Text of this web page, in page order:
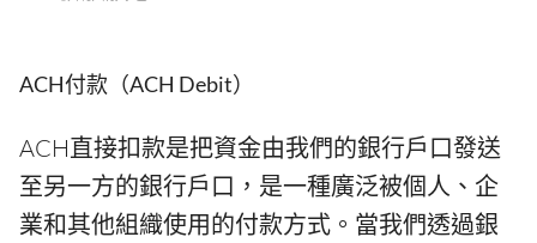
ACH付款（ACH Debit）
ACH直接扣款是把資金由我們的銀行戶口發送
至另一方的銀行戶口，是一種廣泛被個人、企
業和其他組織使用的付款方式。當我們透過銀